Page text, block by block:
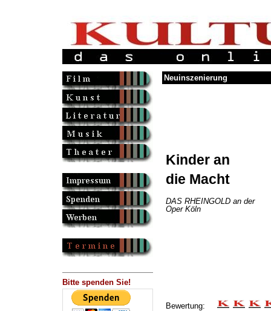
Bitte spenden Sie!
Neuinszenierung
Kinder an
die Macht
DAS RHEINGOLD an der
Oper Köln
Bewertung: